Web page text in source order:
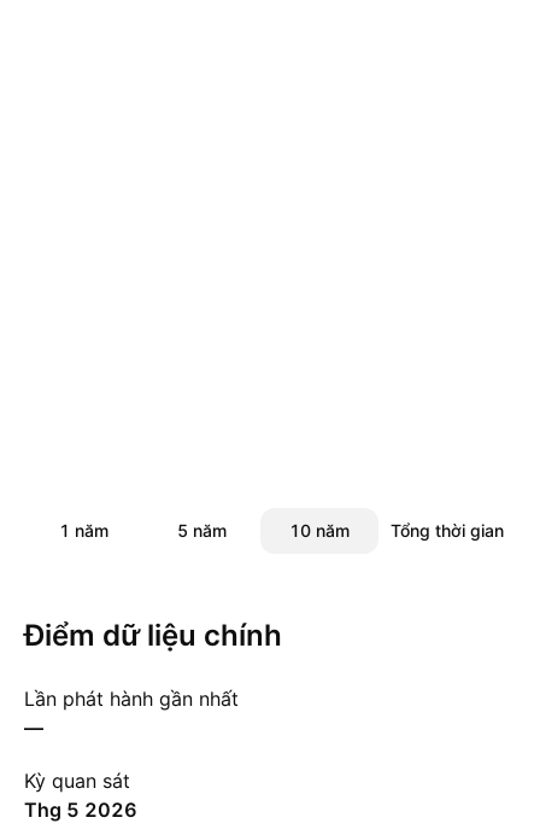
1 năm 5 năm 10 năm Tổng thời gian
Điểm dữ liệu chính
Lần phát hành gần nhất
—
Kỳ quan sát
thg 5 2026